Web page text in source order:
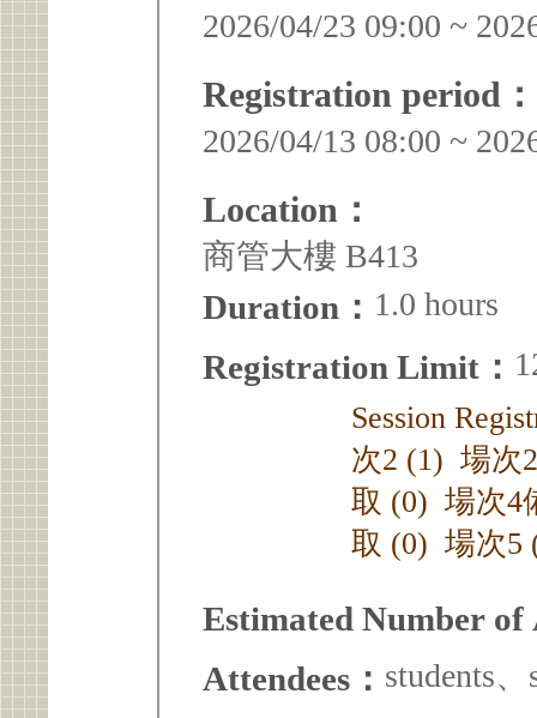
2026/04/23 09:00 ~
Registration period：
2026/04/13 08:00 ~
Location：
商管大樓 B413
Duration： 1.0 hours
Registration Limit：
Session
次2 (1) 場次
取 (0) 場次4
取 (0) 場次5
Estimated Number of
Attendees： students、